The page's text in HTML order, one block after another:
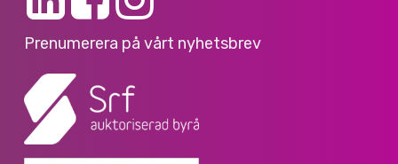
Prenumerera på vårt nyhetsbrev